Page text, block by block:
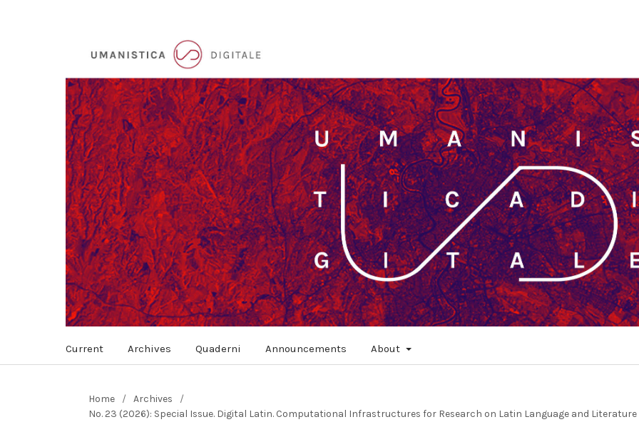
Current Archives Quaderni Announcements About
Home / Archives
/
No. 23 (2026): Special Issue. Digital Latin. Computational Infrastructures for Research on Latin Language and Literature